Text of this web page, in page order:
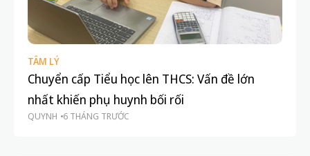
TÂM LÝ
Chuyển cấp Tiểu học lên THCS: Vấn đề lớn
nhất khiến phụ huynh bối rối
QUYNH 6 THÁNG TRƯỚC